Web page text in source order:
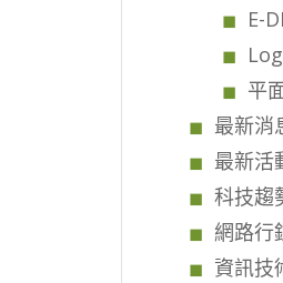
E-
平
最新消
最新活
科技趨
網路行
資訊技